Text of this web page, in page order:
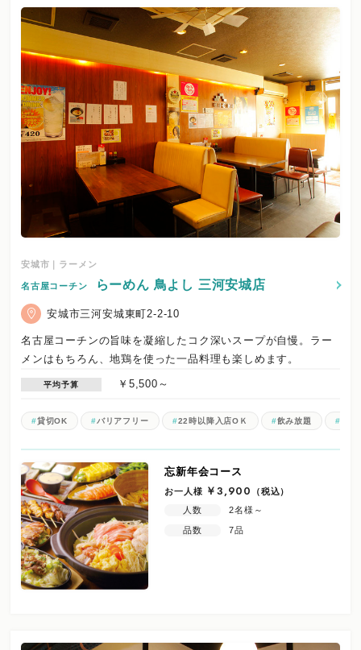
安城市｜ラーメン
名古屋コーチン らーめん 鳥よし 三河安城店
安城市三河安城東町2-2-10
名古屋コーチンの旨味を凝縮したコク深いスープが自慢。ラー
メンはもちろん、地鶏を使った一品料理も楽しめます。
平均予算 ￥5,500～
貸切OK バリアフリー 22時以降入店OＫ 飲み放題
忘新年会コース
お一人様 ￥3,900
（税込）
人数
2名様～
品数 7品